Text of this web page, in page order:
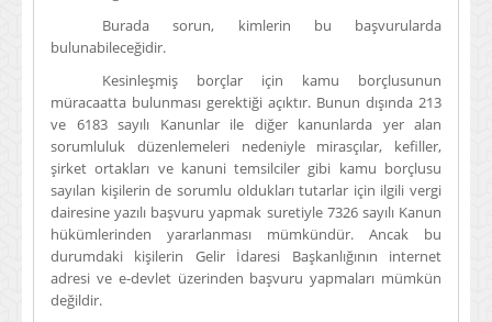
Burada sorun, kimlerin bu başvurularda
bulunabileceğidir.
Kesinleşmiş borçlar için kamu borçlusunun
müracaatta bulunması gerektiği açıktır. Bunun dışında 213
ve 6183 sayılı Kanunlar ile diğer kanunlarda yer alan
sorumluluk düzenlemeleri nedeniyle mirasçılar, kefiller,
şirket ortakları ve kanuni temsilciler gibi kamu borçlusu
sayılan kişilerin de sorumlu oldukları tutarlar için ilgili vergi
dairesine yazılı başvuru yapmak suretiyle 7326 sayılı Kanun
hükümlerinden yararlanması mümkündür. Ancak bu
durumdaki kişilerin Gelir İdaresi Başkanlığının internet
adresi ve e-devlet üzerinden başvuru yapmaları mümkün
değildir.